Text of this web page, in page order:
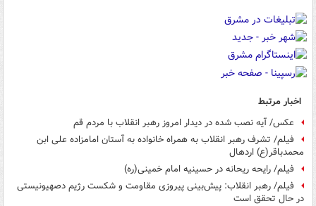
اخبار مرتبط
عکس/ آیه نصب شده در دیدار امروز رهبر انقلاب با مردم قم
فیلم/ تشرف رهبر انقلاب به همراه خانواده به آستان امامزاده علی ابن
محمدباقر(ع) اردهال
فیلم/ رایحه ریحانه در حسینیه امام خمینی(ره)
فیلم/ رهبر انقلاب: پیش‌بینی پیروزی مقاومت و شکست رژیم دصهیونیستی
در حال تحقق است